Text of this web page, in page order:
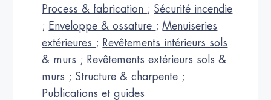
Process & fabrication ; Sécurité incendie
; Enveloppe & ossature ;Menuiseries
extérieures ; Revêtements intérieurs sols
& murs ; Revêtements extérieurs sols &
murs ; Structure & charpente ;
Publications et guides